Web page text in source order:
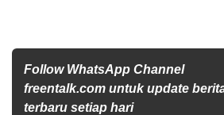
Follow WhatsApp Channel
freentalk.com untuk update
terbaru setiap hari